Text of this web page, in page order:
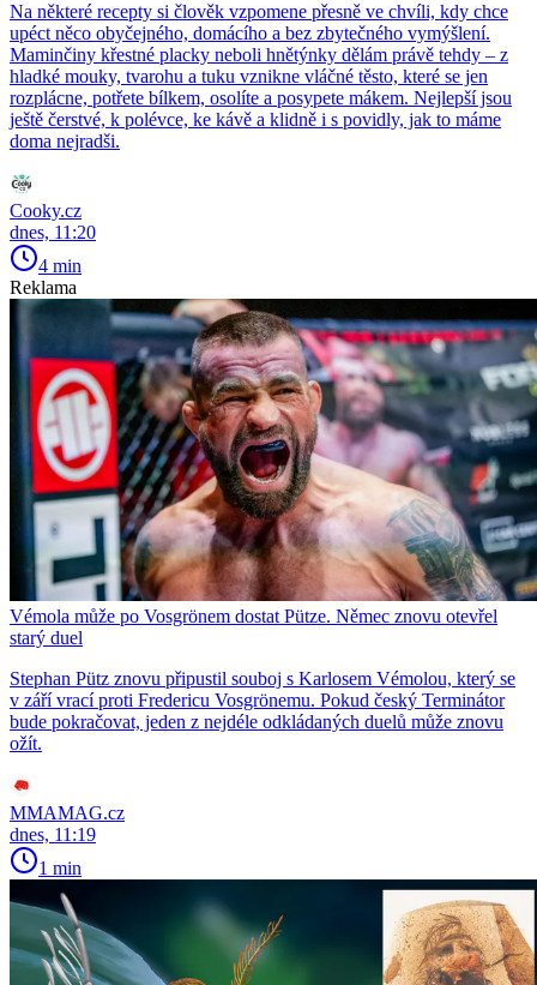
Na některé recepty si člověk vzpomene přesně ve chvíli, kdy chce
upéct něco obyčejného, domácího a bez zbytečného vymýšlení.
Maminčiny křestné placky neboli hnětýnky dělám právě tehdy – z
hladké mouky, tvarohu a tuku vznikne vláčné těsto, které se jen
rozplácne, potřete bílkem, osolíte a posypete mákem. Nejlepší jsou
ještě čerstvé, k polévce, ke kávě a klidně i s povidly, jak to máme
doma nejradši.
Cooky.cz
dnes, 11:20
4 min
Reklama
Vémola může po Vosgrönem dostat Pütze. Němec znovu otevřel
starý duel
Stephan Pütz znovu připustil souboj s Karlosem Vémolou, který se
v září vrací proti Fredericu Vosgrönemu. Pokud český Terminátor
bude pokračovat, jeden z nejdéle odkládaných duelů může znovu
ožít.
MMAMAG.cz
dnes, 11:19
1 min